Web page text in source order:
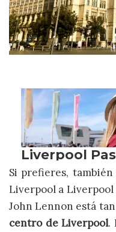
Si prefieres,
Liverpool a
John Lennon está
centro de Liverpool.